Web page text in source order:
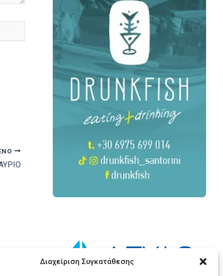
Διαχείριση Συγκατάθεσης